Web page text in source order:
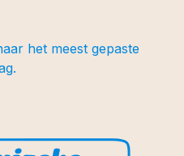
het meest gepaste